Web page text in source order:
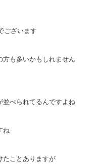
ございます
も多いかもしれません
べられてるんですよね
ね
たことありますが